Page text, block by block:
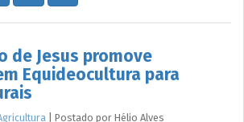
de Jesus promove
Equideocultura para
Postado por Hélio Alves